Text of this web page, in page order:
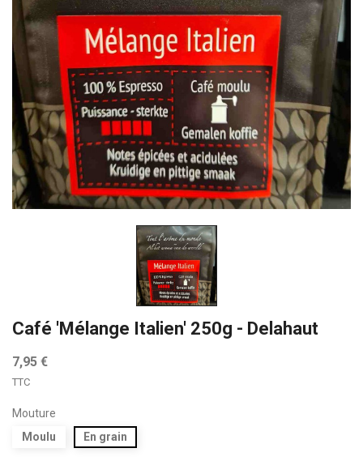
Café 'Mélange Italien' 250g - Delahaut
7,95 €
TTC
Mouture
Moulu
En grain